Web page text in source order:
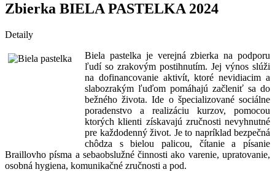
Zbierka BIELA PASTELKA 2024
Detaily
Biela pastelka je verejná zbierka na podporu
ľudí so zrakovým postihnutím. Jej výnos slúži
na dofinancovanie aktivít, ktoré nevidiacim a
slabozrakým ľuďom pomáhajú začleniť sa do
bežného života. Ide o špecializované sociálne
poradenstvo a realizáciu kurzov, pomocou
ktorých klienti získavajú zručnosti nevyhnutné
pre každodenný život. Je to napríklad bezpečná
chôdza s bielou palicou, čítanie a písanie
Braillovho písma a sebaobslužné činnosti ako varenie, upratovanie,
osobná hygiena, komunikačné zručnosti a pod.